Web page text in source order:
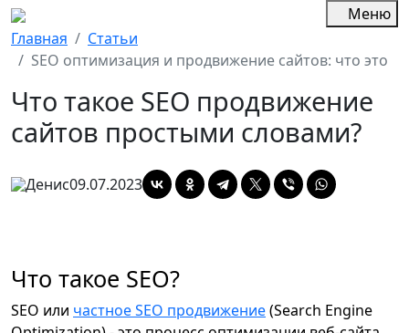
Меню
Главная
Статьи
SEO оптимизация и продвижение сайтов: что это
Что такое SEO продвижение
сайтов простыми словами?
Денис09.07.2023
Что такое SEO?
SEO или частное SEO продвижение(Search Engine